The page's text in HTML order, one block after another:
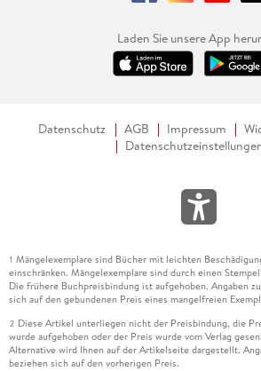
Laden Sie unsere App
Datenschutz AGB Impressum
1 Mängelexemplare sind Bücher mit leichten
einschränken. Mängelexemplare sind durch einen
Die frühere Buchpreisbindung ist aufgehoben. Angaben
sich auf den gebundenen Preis eines mangelfreien
2 Diese Artikel unterliegen nicht der Preisbindung, die
wurde aufgehoben oder der Preis wurde vom Verlag
Alternative wird Ihnen auf der Artikelseite dargestellt.
beziehen sich auf den vorherigen Preis.